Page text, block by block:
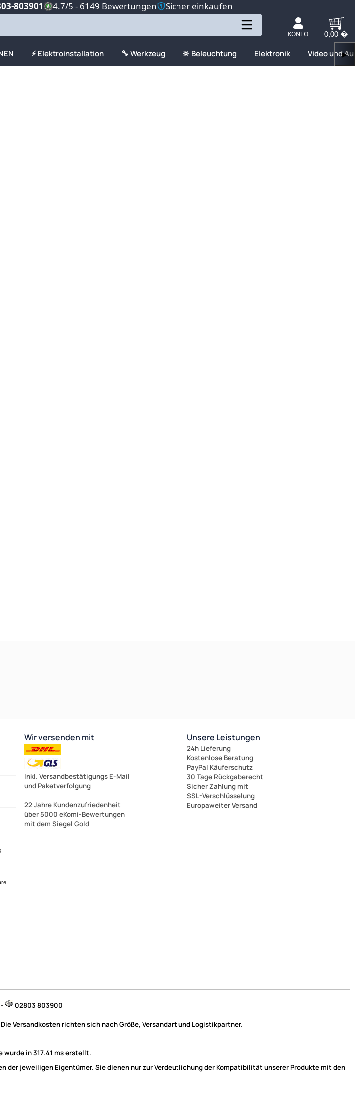
803901 4.7/5 - 6149 Bewertungen Sicher einkaufen
KONTO 0,00 �
⚡ Elektroinstallation 🔧 Werkzeug 🔆 Beleuchtung Elektronik Video und▶
Wir versenden mit
Inkl. Versandbestätigungs E-Mail
und Paketverfolgung
22 Jahre Kundenzufriedenheit
über 5000 eKomi-Bewertungen
mit dem Siegel Gold
Unsere Leistungen
24h Lieferung
Kostenlose Beratung
PayPal Käuferschutz
30 Tage Rückgaberecht
Sicher Zahlung mit
SSL-Verschlüsselung
Europaweiter Versand
02803 803900
Versandkosten richten sich nach Größe, Versandart und Logistikpartner.
in 317.41 ms erstellt.
der jeweiligen Eigentümer. Sie dienen nur zur Verdeutlichung der Kompatibilität unserer Produkte mit den